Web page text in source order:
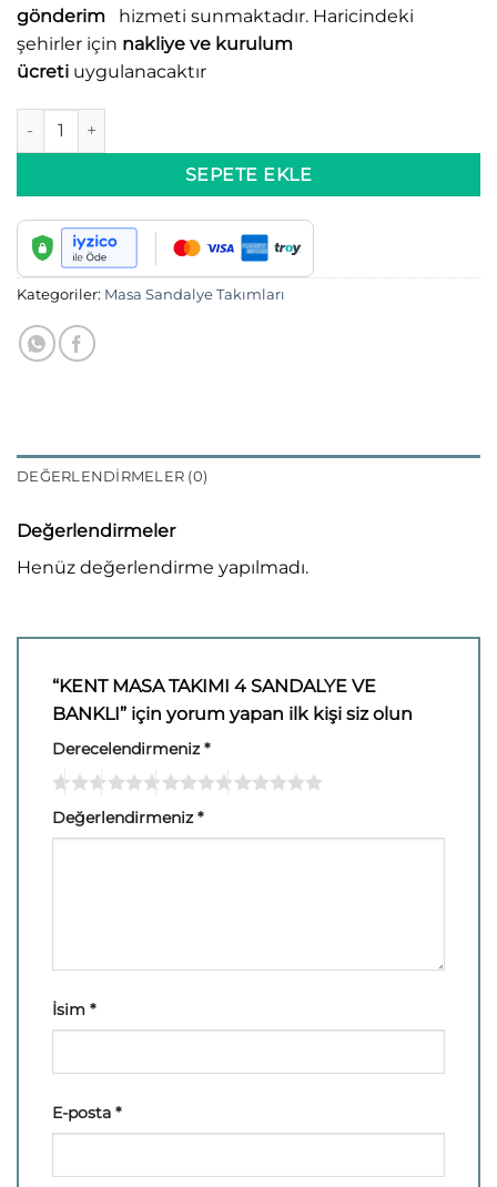
gönderim
hizmeti sunmaktadır. Haricindeki
şehirler için nakliye ve kurulum
ücreti uygulanacaktır
KENT MASA TAKIMI 4 SANDALYE VE BANKLI adet
SEPETE EKLE
Kategoriler: Masa Sandalye Takımları
DEĞERLENDIRMELER (0)
Değerlendirmeler
Henüz değerlendirme yapılmadı.
“KENT MASA TAKIMI 4 SANDALYE VE
BANKLI” için yorum yapan ilk kişi siz olun
Derecelendirmeniz*
Değerlendirmeniz*
İsim *
E-posta *